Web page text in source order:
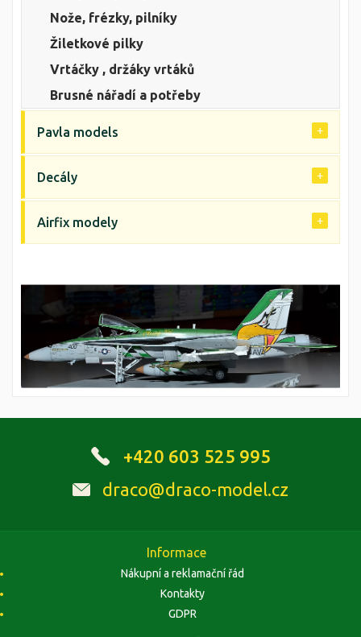
Nože, frézky, pilníky
Žiletkové pilky
Vrtáčky , držáky vrtáků
Brusné nářadí a potřeby
Pavla models
Decály
Airfix modely
+420 603 525 995
draco@draco-model.cz
Informace
Nákupní a reklamační řád
Kontakty
GDPR